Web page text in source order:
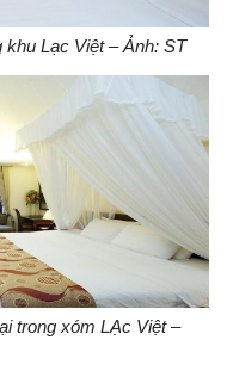
khu Lạc Việt – Ảnh: ST
trong xóm LẠc Việt –